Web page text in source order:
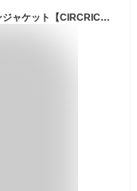
軽くて 洗える 機能「美」ボリューム襟ダウンジャケット【CIRCRIC】／シューラルー（SHOOLARUE）